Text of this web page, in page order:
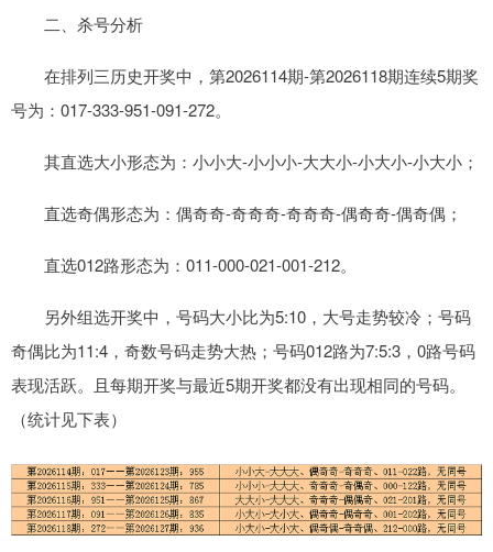
二、杀号分析
在排列三历史开奖中，第2026114期-第2026118期连续5期奖
号为：017-333-951-091-272。
其直选大小形态为：小小大-小小小-大大小-小大小-小大小；
直选奇偶形态为：偶奇奇-奇奇奇-奇奇奇-偶奇奇-偶奇偶；
直选012路形态为：011-000-021-001-212。
另外组选开奖中，号码大小比为5:10，大号走势较冷；号码
奇偶比为11:4，奇数号码走势大热；号码012路为7:5:3，0路号码
表现活跃。且每期开奖与最近5期开奖都没有出现相同的号码。
（统计见下表）